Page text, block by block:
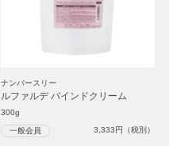
ナンバースリー
ルファルデ バインドクリーム
300g
一般会員 3,333円（税別）